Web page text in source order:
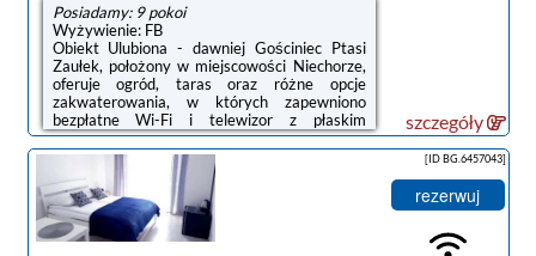
Posiadamy: 9 pokoi
Wyżywienie: FB
Obiekt Ulubiona - dawniej Gościniec Ptasi
Zaułek, położony w miejscowości Niechorze,
oferuje ogród, taras oraz różne opcje
zakwaterowania, w których zapewniono
bezpłatne Wi-Fi i telewizor z płaskim
ekranem. Na terenie obiektu znajduje się
prywatny parking.Niektóre opcje
zakwaterowania mają część wypoczynkową
lub balkon.Na miejscu serwowane jest
śniadanie kontynentalne.W okolicy panują
doskonałe warunki do uprawiania jazdy na
rowerze.Odległość ważnych miejsc od
szczegóły
[ID BG.6457043]
rezerwuj